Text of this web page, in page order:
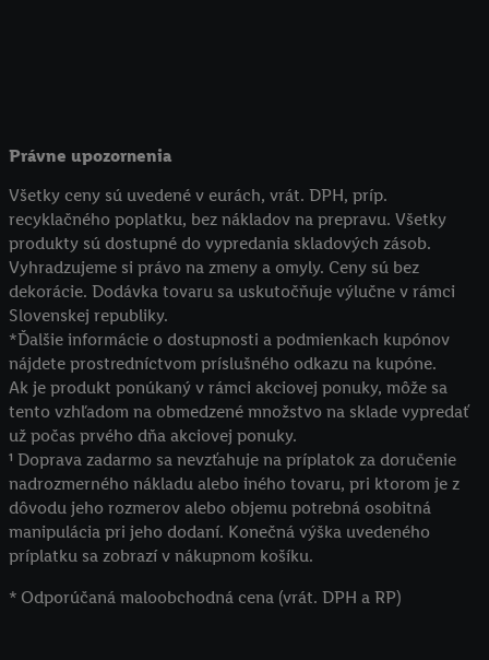
Právne upozornenia
Všetky ceny sú uvedené v eurách, vrát. DPH, príp.
recyklačného poplatku, bez nákladov na prepravu. Všetky
produkty sú dostupné do vypredania skladových zásob.
Vyhradzujeme si právo na zmeny a omyly. Ceny sú bez
dekorácie. Dodávka tovaru sa uskutočňuje výlučne v rámci
Slovenskej republiky.
*Ďalšie informácie o dostupnosti a podmienkach kupónov
nájdete prostredníctvom príslušného odkazu na kupóne.
Ak je produkt ponúkaný v rámci akciovej ponuky, môže sa
tento vzhľadom na obmedzené množstvo na sklade vypredať
už počas prvého dňa akciovej ponuky.
¹ Doprava zadarmo sa nevzťahuje na príplatok za doručenie
nadrozmerného nákladu alebo iného tovaru, pri ktorom je z
dôvodu jeho rozmerov alebo objemu potrebná osobitná
manipulácia pri jeho dodaní. Konečná výška uvedeného
príplatku sa zobrazí v nákupnom košíku.
* Odporúčaná maloobchodná cena (vrát. DPH a RP)